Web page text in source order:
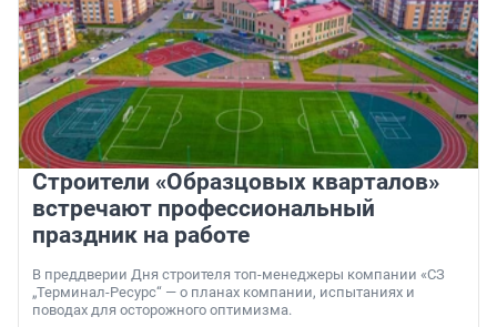
Строители «Образцовых кварталов»
встречают профессиональный
праздник на работе
В преддверии Дня строителя топ-менеджеры компании «СЗ
„Терминал-Ресурс“ — о планах компании, испытаниях и
поводах для осторожного оптимизма.